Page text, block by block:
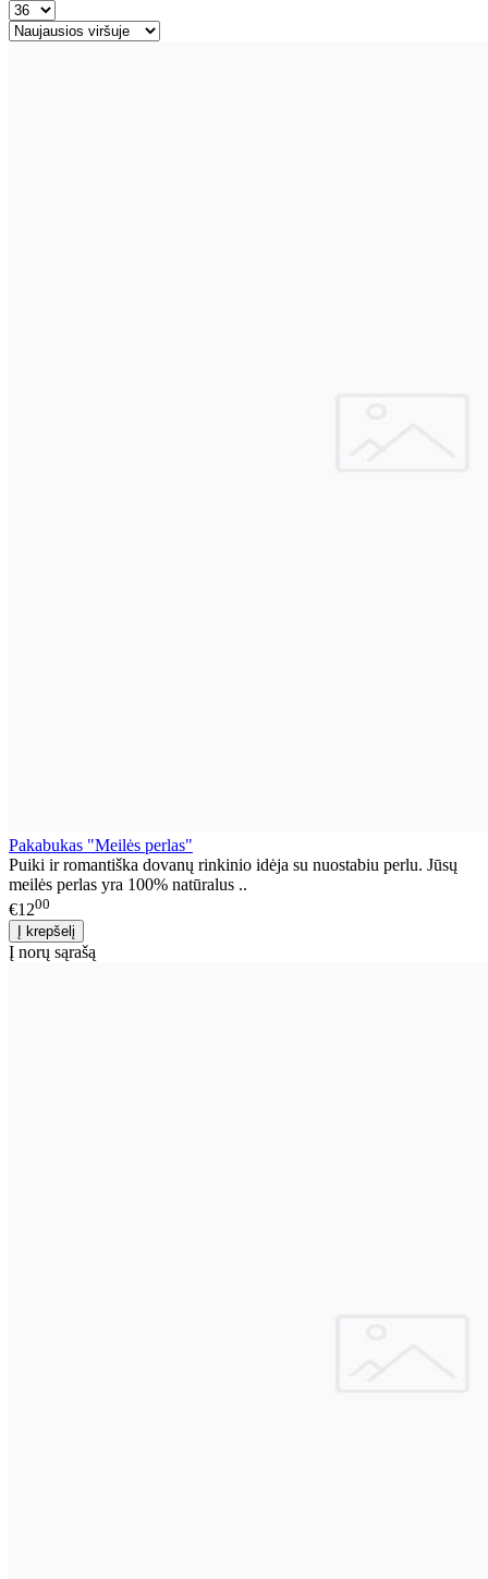
Pakabukas "Meilės perlas"
Puiki ir romantiška dovanų rinkinio idėja su nuostabiu perlu. Jūsų
meilės perlas yra 100% natūralus ..
€1200
Į norų sąrašą